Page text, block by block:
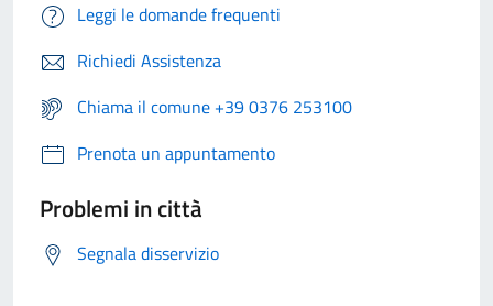
Leggi le domande frequenti
Richiedi Assistenza
Chiama il comune +39 0376 253100
Prenota un appuntamento
Problemi in città
Segnala disservizio